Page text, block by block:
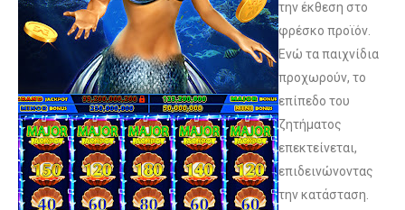
την έκθεση στο
φρέσκο ​​προϊόν.
Ενώ τα παιχνίδια
προχωρούν, το
επίπεδο του
ζητήματος
επεκτείνεται,
επιδεινώνοντας
την κατάσταση.